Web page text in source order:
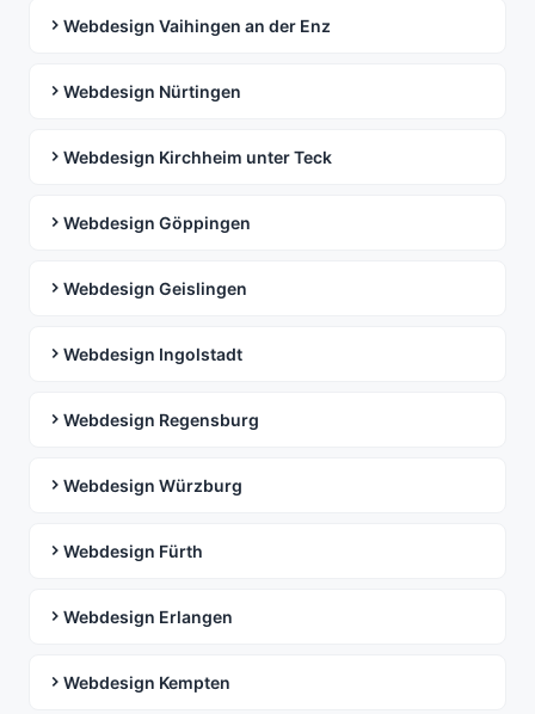
Webdesign Vaihingen an der Enz
Webdesign Nürtingen
Webdesign Kirchheim unter Teck
Webdesign Göppingen
Webdesign Geislingen
Webdesign Ingolstadt
Webdesign Regensburg
Webdesign Würzburg
Webdesign Fürth
Webdesign Erlangen
Webdesign Kempten